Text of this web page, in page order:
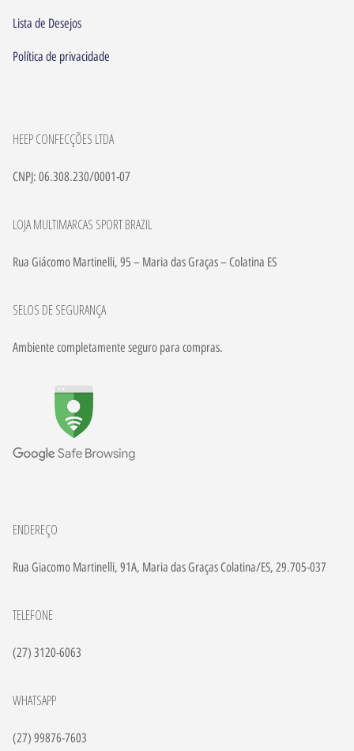
Lista de Desejos
Política de privacidade
HEEP CONFECÇÕES LTDA
CNPJ: 06.308.230/0001-07
LOJA MULTIMARCAS SPORT BRAZIL
Rua Giácomo Martinelli, 95 – Maria das Graças – Colatina ES
SELOS DE SEGURANÇA
Ambiente completamente seguro para compras.
ENDEREÇO
Rua Giacomo Martinelli, 91A, Maria das Graças Colatina/ES, 29.705-037
TELEFONE
(27) 3120-6063
WHATSAPP
(27) 99876-7603